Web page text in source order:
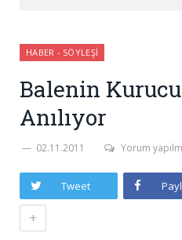
HABER - SÖYLEŞI
Balenin
Anılıyor
02.11.2011 Yorum
Tweet
+